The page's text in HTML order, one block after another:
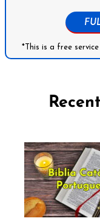
*This is a free